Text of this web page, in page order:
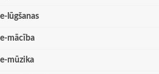
e-lūgšanas
e-mācība
e-mūzika